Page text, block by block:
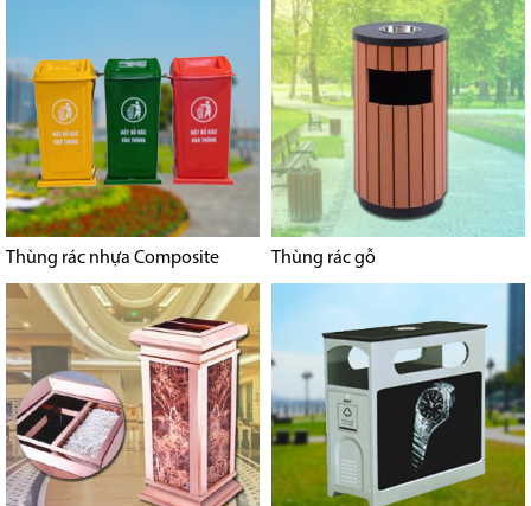
Thùng rác nhựa Composite Thùng rác gỗ